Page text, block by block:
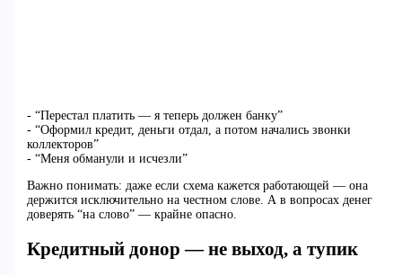
- “Перестал платить — я теперь должен банку”
- “Оформил кредит, деньги отдал, а потом начались звонки
коллекторов”
- “Меня обманули и исчезли”
Важно понимать: даже если схема кажется работающей — она
держится исключительно на честном слове. А в вопросах денег
доверять “на слово” — крайне опасно.
Кредитный донор — не выход, а тупик